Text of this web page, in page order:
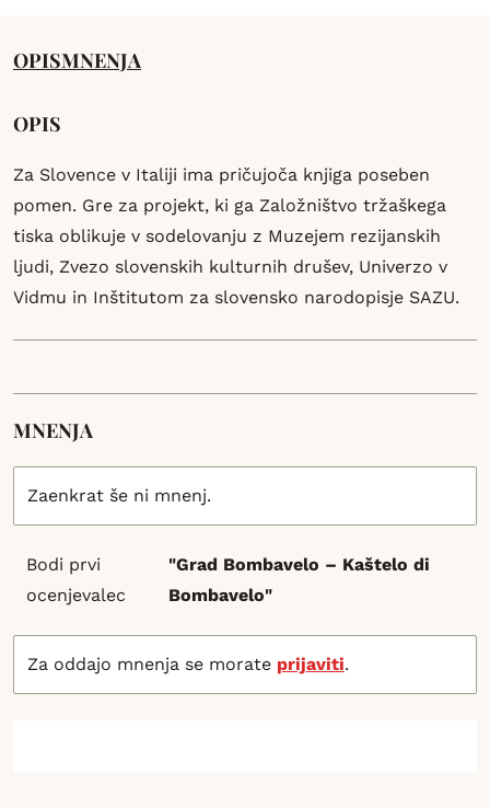
OPISMNENJA
OPIS
Za Slovence v Italiji ima pričujoča knjiga poseben
pomen. Gre za projekt, ki ga Založništvo tržaškega
tiska oblikuje v sodelovanju z Muzejem rezijanskih
ljudi, Zvezo slovenskih kulturnih drušev, Univerzo v
Vidmu in Inštitutom za slovensko narodopisje SAZU.
MNENJA
Zaenkrat še ni mnenj.
Bodi prvi
ocenjevalec
"Grad Bombavelo – Kaštelo di
Bombavelo"
Za oddajo mnenja se morate prijaviti.